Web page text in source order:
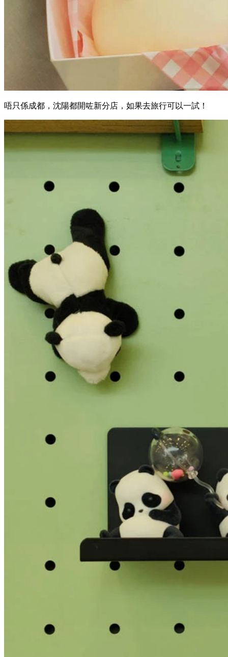
唔只係成都，沈陽都開咗新分店，如果去旅行可以一試！